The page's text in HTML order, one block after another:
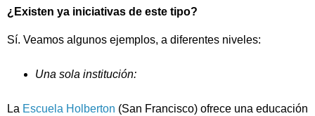
¿Existen ya iniciativas de este tipo?
Sí. Veamos algunos ejemplos, a diferentes niveles:
Una sola institución:
La Escuela Holberton (San Francisco) ofrece una educación